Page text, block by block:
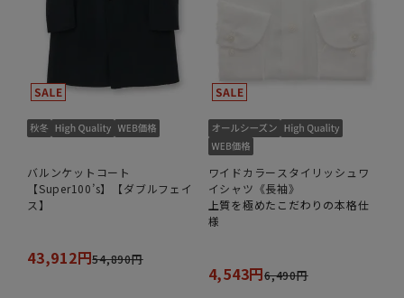
バルンケットコート
【Super100’s】【ダブルフェイ
ス】
43,912円54,890円
ワイドカラースタイリッシュワ
イシャツ《長袖》
上質を極めたこだわりの本格仕
様
4,543円6,490円